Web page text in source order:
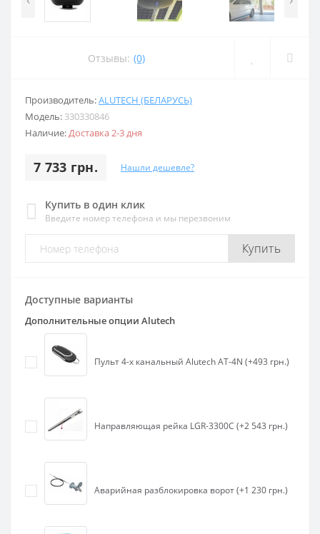
Отзывы: (0)
Производитель:ALUTECH (БЕЛАРУСЬ)
Модель: 330330846
Наличие:Доставка 2-3 дня
7 733 грн. Нашли дешевле?
Купить в один клик
Введите номер телефона и мы перезвоним
Купить
Доступные варианты
Дополнительные опции Alutech
Пульт 4-х канальный Alutech AT-4N (+493 грн.)
Направляющая рейка LGR-3300C (+2 543 грн.)
Аварийная разблокировка ворот (+1 230 грн.)